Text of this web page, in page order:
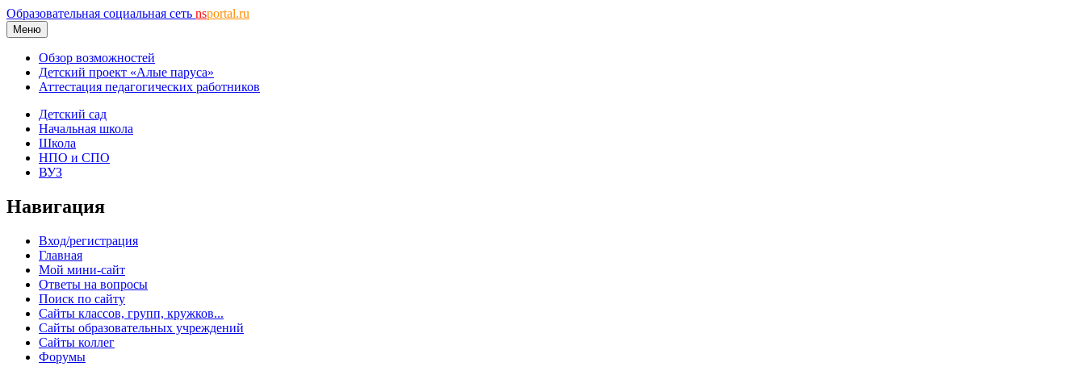
Образовательная социальная сеть nsportal.ru
Меню
Обзор возможностей
Детский проект «Алые паруса»
Аттестация педагогических работников
Детский сад
Начальная школа
Школа
НПО и СПО
ВУЗ
Навигация
Вход/регистрация
Главная
Мой мини-сайт
Ответы на вопросы
Поиск по сайту
Сайты классов, групп, кружков...
Сайты образовательных учреждений
Сайты коллег
Форумы